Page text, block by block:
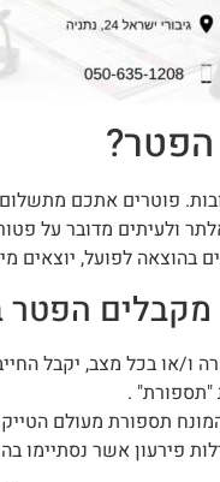
פוטרים אתכם
ולעיתים מדובר על
בהוצאה לפועל, יוצאים
הפטר
ו/או בכל מצב, יקבל
"תספורת" .
תספורת מעולם
פירעון אשר נסתיימו